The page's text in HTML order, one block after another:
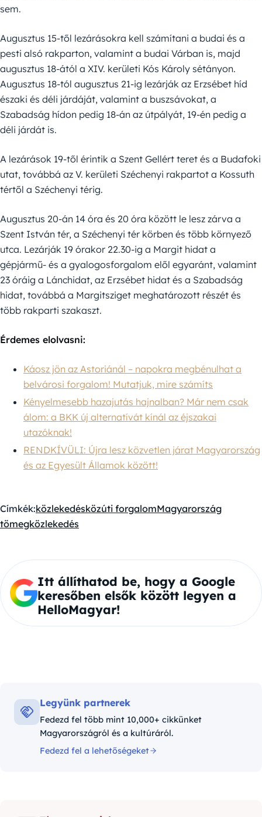
sem.
Augusztus 15-től lezárásokra kell számítani a budai és a
pesti alsó rakparton, valamint a budai Várban is, majd
augusztus 18-ától a XIV. kerületi Kós Károly sétányon.
Augusztus 18-tól augusztus 21-ig lezárják az Erzsébet híd
északi és déli járdáját, valamint a buszsávokat, a
Szabadság hídon pedig 18-án az útpályát, 19-én pedig a
déli járdát is.
A lezárások 19-től érintik a Szent Gellért teret és a Budafoki
utat, továbbá az V. kerületi Széchenyi rakpartot a Kossuth
tértől a Széchenyi térig.
Augusztus 20-án 14 óra és 20 óra között le lesz zárva a
Szent István tér, a Széchenyi tér körben és több környező
utca. Lezárják 19 órakor 22.30-ig a Margit hidat a
gépjármű- és a gyalogosforgalom elől egyaránt, valamint
23 óráig a Lánchidat, az Erzsébet hidat és a Szabadság
hidat, továbbá a Margitsziget meghatározott részét és
több rakparti szakaszt.
Érdemes elolvasni:
Káosz jön az Astoriánál – napokra megbénulhat a
belvárosi forgalom! Mutatjuk, mire számíts
Kényelmesebb hazajutás hajnalban? Már nem csak
álom: a BKK új alternatívát kínál az éjszakai
utazóknak!
RENDKÍVÜLI: Újra lesz közvetlen járat Magyarország
és az Egyesült Államok között!
Címkék:közlekedésközúti forgalomMagyarország
tömegközlekedés
Itt állíthatod be, hogy a Google
keresőben elsők között legyen a
HelloMagyar!
Legyünk partnerek
Fedezd fel több mint 10,000+ cikkünket
Magyarországról és a kultúráról.
Fedezd fel a lehetőségeket